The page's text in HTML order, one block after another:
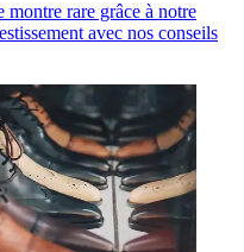
montre rare grâce à notre
avec nos conseils